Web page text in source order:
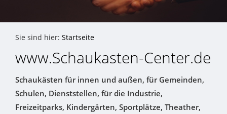
Sie sind hier: Startseite
www.Schaukasten-Center.de
Schaukästen für innen und außen, für Gemeinden,
Schulen, Dienststellen, für die Industrie,
Freizeitparks, Kindergärten, Sportplätze, Theather,